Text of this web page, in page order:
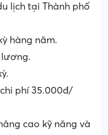
lịch tại Thành phố
hàng năm.
phí 35.000đ/
cao kỹ năng và